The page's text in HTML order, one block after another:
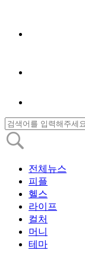
전체뉴스
피플
헬스
라이프
컬처
머니
테마